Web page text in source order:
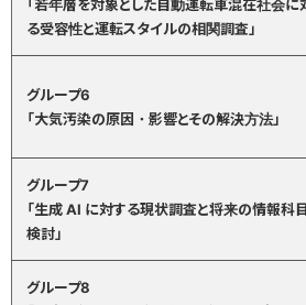
「若年層を対象とした自動運転車混在社会に
る受容性と運転スタイルの相関調査」
グループ6
「大気汚染の原因・影響とその解決方法」
グループ7
「生成 AI に対する現状調査と将来の情報科
検討」
グループ8